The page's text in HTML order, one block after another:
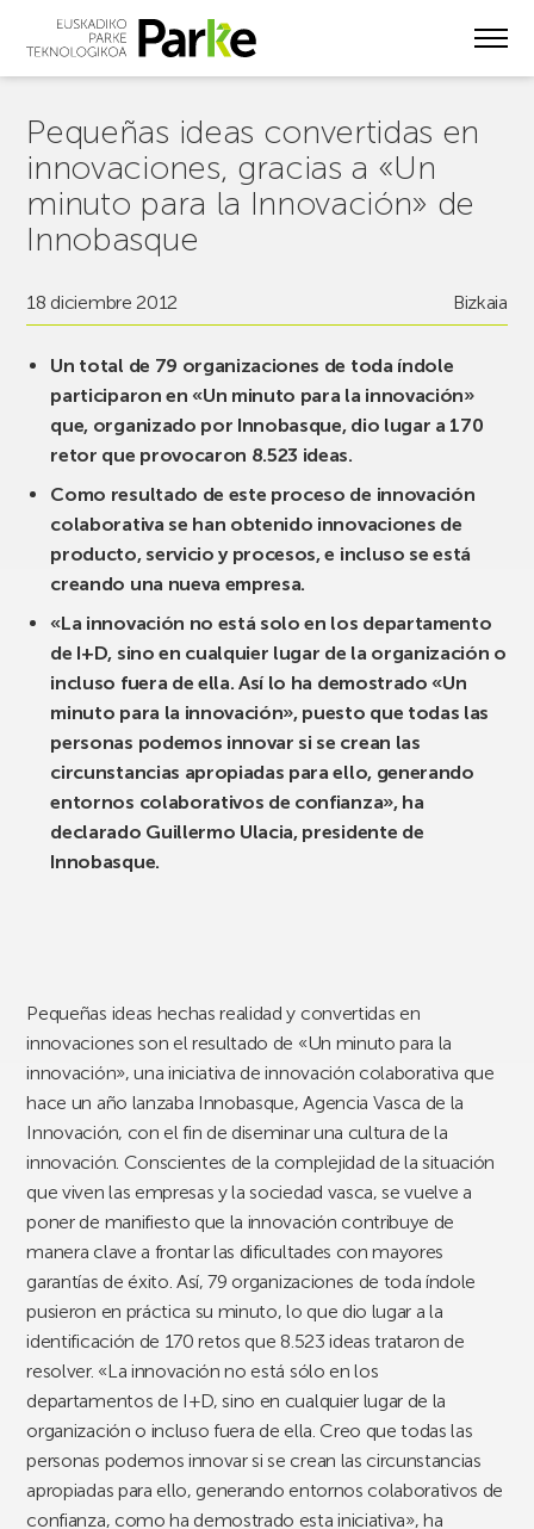
Pequeñas ideas convertidas en
innovaciones, gracias a «Un
minuto para la Innovación» de
Innobasque
18 diciembre 2012 Bizkaia
Un total de 79 organizaciones de toda índole
participaron en «Un minuto para la innovación»
que, organizado por Innobasque, dio lugar a 170
retor que provocaron 8.523 ideas.
Como resultado de este proceso de innovación
colaborativa se han obtenido innovaciones de
producto, servicio y procesos, e incluso se está
creando una nueva empresa.
«La innovación no está solo en los departamento
de I+D, sino en cualquier lugar de la organización o
incluso fuera de ella. Así lo ha demostrado «Un
minuto para la innovación», puesto que todas las
personas podemos innovar si se crean las
circunstancias apropiadas para ello, generando
entornos colaborativos de confianza», ha
declarado Guillermo Ulacia, presidente de
Innobasque.
Pequeñas ideas hechas realidad y convertidas en
innovaciones son el resultado de «Un minuto para la
innovación», una iniciativa de innovación colaborativa que
hace un año lanzaba Innobasque, Agencia Vasca de la
Innovación, con el fin de diseminar una cultura de la
innovación. Conscientes de la complejidad de la situación
que viven las empresas y la sociedad vasca, se vuelve a
poner de manifiesto que la innovación contribuye de
manera clave a frontar las dificultades con mayores
garantías de éxito. Así, 79 organizaciones de toda índole
pusieron en práctica su minuto, lo que dio lugar a la
identificación de 170 retos que 8.523 ideas trataron de
resolver. «La innovación no está sólo en los
departamentos de I+D, sino en cualquier lugar de la
organización o incluso fuera de ella. Creo que todas las
personas podemos innovar si se crean las circunstancias
apropiadas para ello, generando entornos colaborativos de
confianza, como ha demostrado esta iniciativa», ha